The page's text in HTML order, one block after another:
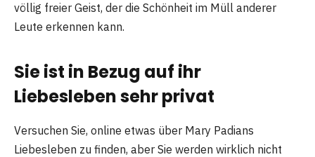
völlig freier Geist, der die Schönheit im Müll anderer
Leute erkennen kann.
Sie ist in Bezug auf ihr
Liebesleben sehr privat
Versuchen Sie, online etwas über Mary Padians
Liebesleben zu finden, aber Sie werden wirklich nicht